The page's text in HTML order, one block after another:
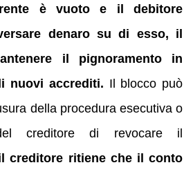
è vuoto e il debitore
denaro su di esso, il
il pignoramento in
nuovi accrediti. Il blocco può
della procedura esecutiva o
creditore di revocare il
creditore ritiene che il conto